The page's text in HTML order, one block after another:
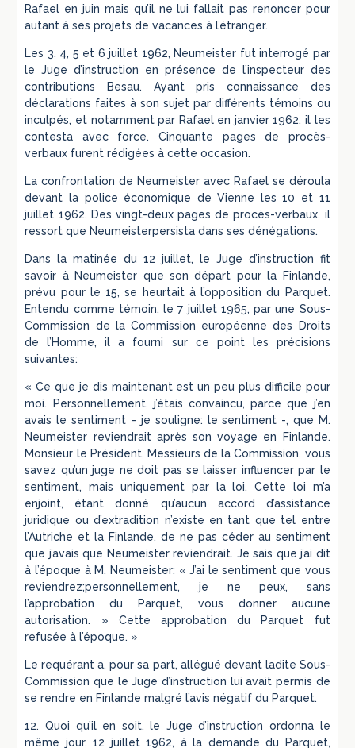
Rafael en juin mais qu’il ne lui fallait pas renoncer pour
autant à ses projets de vacances à l’étranger.
Les 3, 4, 5 et 6 juillet 1962, Neumeister fut interrogé par
le Juge d’instruction en présence de l’inspecteur des
contributions Besau. Ayant pris connaissance des
déclarations faites à son sujet par différents témoins ou
inculpés, et notamment par Rafael en janvier 1962, il les
contesta avec force. Cinquante pages de procès-
verbaux furent rédigées à cette occasion.
La confrontation de Neumeister avec Rafael se déroula
devant la police économique de Vienne les 10 et 11
juillet 1962. Des vingt-deux pages de procès-verbaux, il
ressort que Neumeisterpersista dans ses dénégations.
Dans la matinée du 12 juillet, le Juge d’instruction fit
savoir à Neumeister que son départ pour la Finlande,
prévu pour le 15, se heurtait à l’opposition du Parquet.
Entendu comme témoin, le 7 juillet 1965, par une Sous-
Commission de la Commission européenne des Droits
de l’Homme, il a fourni sur ce point les précisions
suivantes:
« Ce que je dis maintenant est un peu plus difficile pour
moi. Personnellement, j’étais convaincu, parce que j’en
avais le sentiment – je souligne: le sentiment -, que M.
Neumeister reviendrait après son voyage en Finlande.
Monsieur le Président, Messieurs de la Commission, vous
savez qu’un juge ne doit pas se laisser influencer par le
sentiment, mais uniquement par la loi. Cette loi m’a
enjoint, étant donné qu’aucun accord d’assistance
juridique ou d’extradition n’existe en tant que tel entre
l’Autriche et la Finlande, de ne pas céder au sentiment
que j’avais que Neumeister reviendrait. Je sais que j’ai dit
à l’époque à M. Neumeister: « J’ai le sentiment que vous
reviendrez;personnellement, je ne peux, sans
l’approbation du Parquet, vous donner aucune
autorisation. » Cette approbation du Parquet fut
refusée à l’époque. »
Le requérant a, pour sa part, allégué devant ladite Sous-
Commission que le Juge d’instruction lui avait permis de
se rendre en Finlande malgré l’avis négatif du Parquet.
12. Quoi qu’il en soit, le Juge d’instruction ordonna le
même jour, 12 juillet 1962, à la demande du Parquet,